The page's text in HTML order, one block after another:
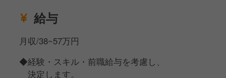
給与
月収/38~57万円
◆経験・スキル・前職給与を考慮し、
決定します。